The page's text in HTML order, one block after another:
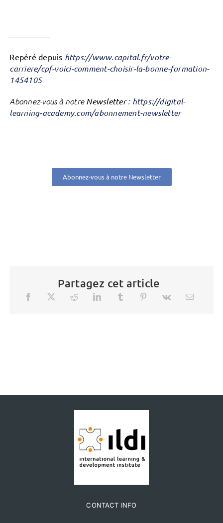
—————
Repéré depuis https://www.capital.fr/votre-
carriere/cpf-voici-comment-choisir-la-bonne-formation-
1454105
Abonnez-vous à notre Newsletter: https://digital-
learning-academy.com/abonnement-newsletter
Abonnez-vous à notre Newsletter
Partagez cet article
CONTACT INFO